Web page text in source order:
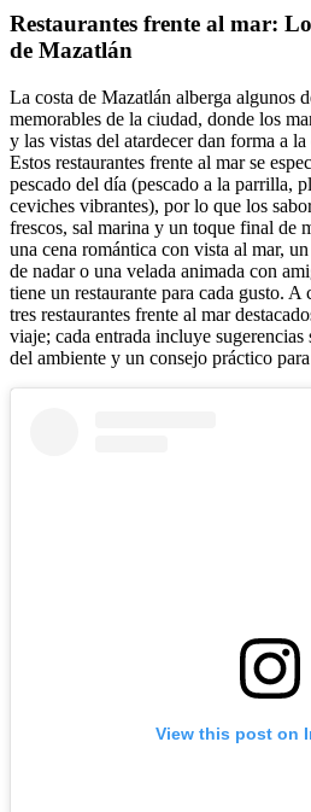
Restaurantes frente al mar:
de Mazatlán
La costa de Mazatlán alberga algunos
memorables de la ciudad, donde los
y las vistas del atardecer dan forma a
Estos restaurantes frente al mar se
pescado del día (pescado a la parrilla,
ceviches vibrantes), por lo que los
frescos, sal marina y un toque final de
una cena romántica con vista al mar,
de nadar o una velada animada con
tiene un restaurante para cada gusto.
tres restaurantes frente al mar
viaje; cada entrada incluye sugerencias
del ambiente y un consejo práctico
View this post on